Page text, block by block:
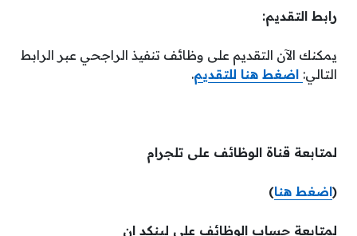
رابط التقديم:
يمكنك الآن التقديم على وظائف تنفيذ الراجحي عبر الرابط
التالي: اضغط هنا للتقديم.
لمتابعة قناة الوظائف على تلجرام
(اضغط هنا)
لمتابعة حساب الوظائف على لينكد ان